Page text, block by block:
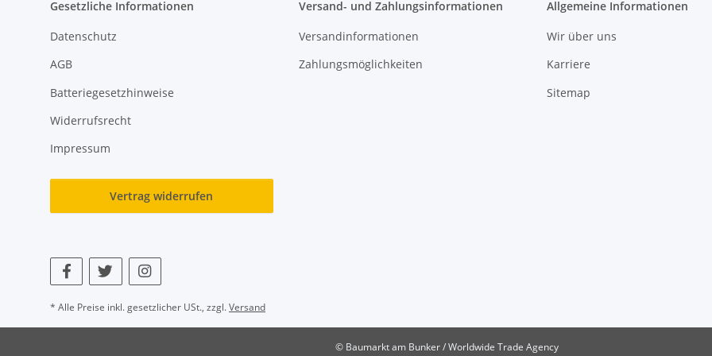
Gesetzliche Informationen
Datenschutz
AGB
Batteriegesetzhinweise
Widerrufsrecht
Impressum
Vertrag widerrufen
Versand- und Zahlungsinformationen
Versandinformationen
Zahlungsmöglichkeiten
Allgemeine Informationen
Wir über uns
Karriere
Sitemap
* Alle Preise inkl. gesetzlicher USt., zzgl.Versand
© Baumarkt am Bunker / Worldwide Trade Agency